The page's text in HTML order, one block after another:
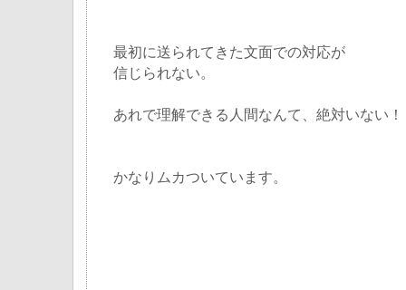
最初に送られてきた文面での対応が
信じられない。
あれで理解できる人間なんて、絶対いない！
かなりムカついています。